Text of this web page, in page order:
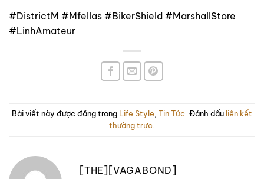
#DistrictM #Mfellas #BikerShield #MarshallStore
#LinhAmateur
Bài viết này được đăng trong Life Style Tin Tức . Đánh dấu liên kết
thường trực
[THE][VAGABOND]